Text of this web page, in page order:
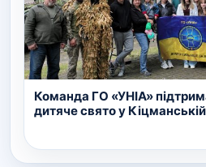
Команда ГО «УНІА»
дитяче свято у